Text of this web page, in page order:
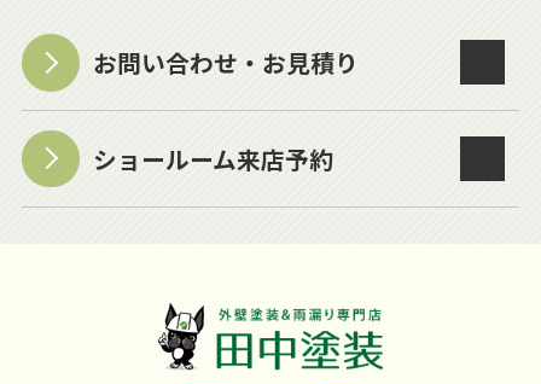
お問い合わせ・お見積り
ショールーム来店予約